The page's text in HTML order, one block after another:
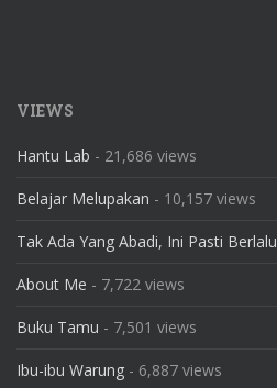
VIEWS
Hantu Lab - 21,686 views
Belajar Melupakan - 10,157 views
Tak Ada Yang Abadi, Ini Pasti Berlalu
About Me - 7,722 views
Buku Tamu - 7,501 views
Ibu-ibu Warung - 6,887 views